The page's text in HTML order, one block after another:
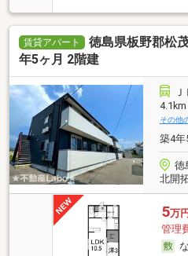
賃貸アパート
徳島県板野郡松
年5ヶ月 2階建
4.1km
その他
築4年
徳
北開
5万
管理